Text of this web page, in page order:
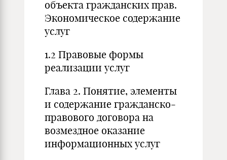
объекта гражданских прав.
Экономическое содержание
услуг
1.2 Правовые формы
реализации услуг
Глава 2. Понятие, элементы
и содержание гражданско-
правового договора на
возмездное оказание
информационных услуг